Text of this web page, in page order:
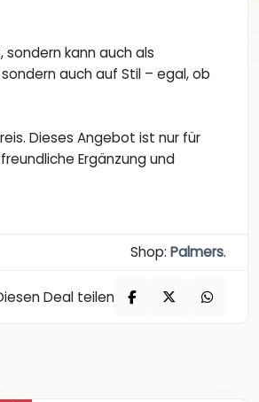
kann auch als
auch auf Stil – egal, ob
Dieses Angebot ist nur für
Ergänzung und
Shop: Palmers.
Deal teilen